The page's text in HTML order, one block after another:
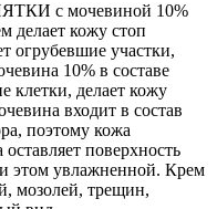
с мочевиной 10%
делает кожу стоп
огрубевшие участки,
10% в составе
клетки, делает кожу
входит в состав
поэтому кожа
поверхность
этом увлажненной. Крем
мозолей, трещин,